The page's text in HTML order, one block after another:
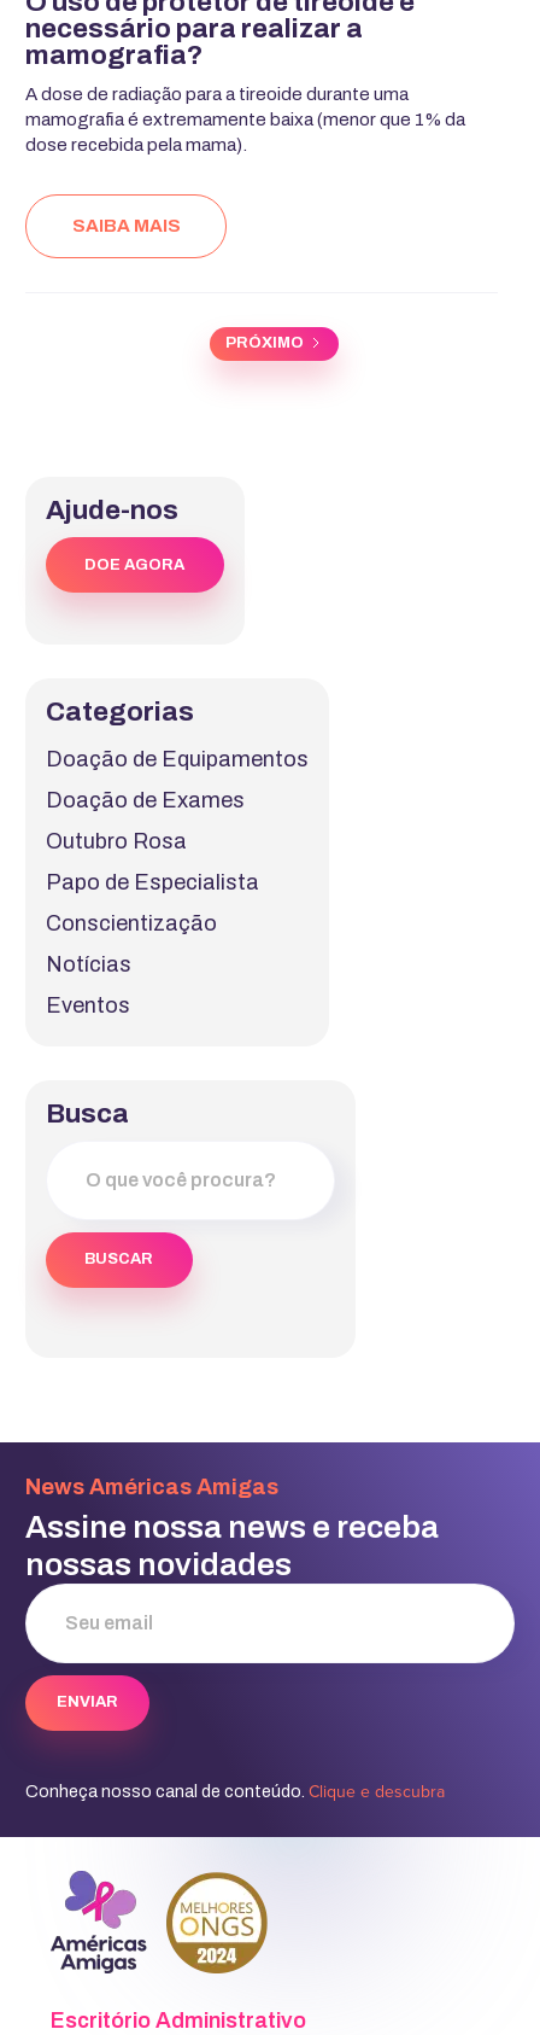
necessário para realizar a
mamografia?
A dose de radiação para a tireoide durante uma
mamografia é extremamente baixa (menor que 1% da
dose recebida pela mama).
SAIBA MAIS
PRÓXIMO
Ajude-nos
DOE AGORA
Categorias
Doação de Equipamentos
Doação de Exames
Outubro Rosa
Papo de Especialista
Conscientização
Notícias
Eventos
Busca
News Américas Amigas
Assine nossa news e receba
nossas novidades
Conheça nosso canal de conteúdo. Clique e descubra
Escritório Administrativo